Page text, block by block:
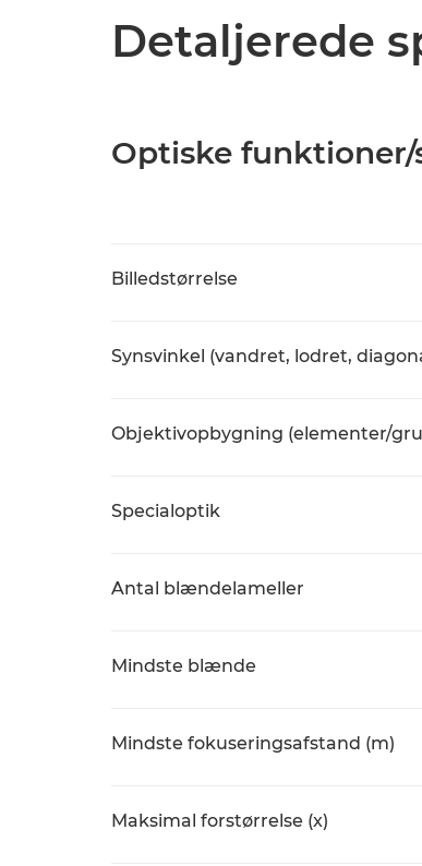
Detaljerede
Optiske
Billedstørrelse
Synsvinkel (vandret, lodret,
Objektivopbygning (elementer/
Specialoptik
Antal blændelameller
Mindste blænde
Mindste fokuseringsafstand (m)
Maksimal forstørrelse (x)